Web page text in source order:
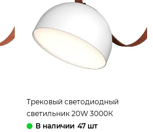
Трековый светодиодный
светильник 20W 3000К
ST453.536.20 белый Band ST-
47 шт